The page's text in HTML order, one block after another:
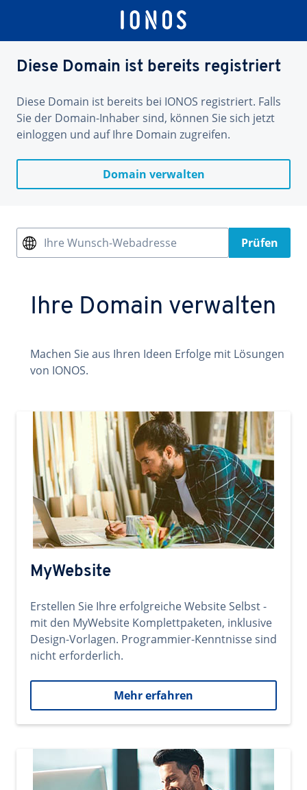
Diese Domain ist bereits registriert
Diese Domain ist bereits bei IONOS registriert. Falls
Sie der Domain-Inhaber sind, können Sie sich jetzt
einloggen und auf Ihre Domain zugreifen.
Domain verwalten
Ihre Wunsch-Webadresse Prüfen
Ihre Domain verwalten
Machen Sie aus Ihren Ideen Erfolge mit Lösungen
von IONOS.
MyWebsite
Erstellen Sie Ihre erfolgreiche Website Selbst -
mit den MyWebsite Komplettpaketen, inklusive
Design-Vorlagen. Programmier-Kenntnisse sind
nicht erforderlich.
Mehr erfahren